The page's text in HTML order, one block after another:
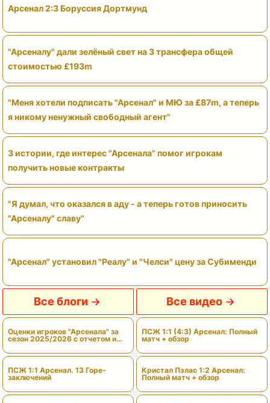
Арсенал 2:3 Боруссия Дортмунд
"Арсеналу" дали зелёный свет на 3 трансфера общей
стоимостью £193m
"Меня хотели подписать "Арсенал" и МЮ за £87m, а теперь
я никому ненужный свободный агент"
3 истории, где интерес "Арсенала" помог игрокам
получить новые контракты
"Я думал, что оказался в аду - а теперь готов приносить
"Арсеналу" славу"
"Арсенал" установил "Реалу" и "Челси" цену за Субименди
Все блоги
Оценки игроков "Арсенала" за
сезон 2025/2026 с отчетом и
вердиктами
ПСЖ 1:1 Арсенал. 13 Горе-
заключений
Все видео
ПСЖ 1:1 (4:3) Арсенал: Полный
матч + обзор
Кристал Пэлас 1:2 Арсенал:
Полный матч + обзор